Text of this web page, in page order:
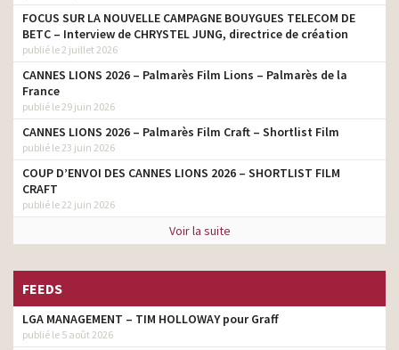
FOCUS SUR LA NOUVELLE CAMPAGNE BOUYGUES TELECOM DE
BETC – Interview de CHRYSTEL JUNG, directrice de création
publié le 2 juillet 2026
CANNES LIONS 2026 – Palmarès Film Lions – Palmarès de la
France
publié le 29 juin 2026
CANNES LIONS 2026 – Palmarès Film Craft – Shortlist Film
publié le 23 juin 2026
COUP D’ENVOI DES CANNES LIONS 2026 – SHORTLIST FILM
CRAFT
publié le 22 juin 2026
Voir la suite
FEEDS
LGA MANAGEMENT – TIM HOLLOWAY pour Graff
publié le 5 août 2026